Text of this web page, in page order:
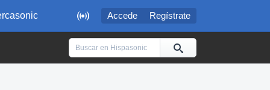
 Accede Regístrate